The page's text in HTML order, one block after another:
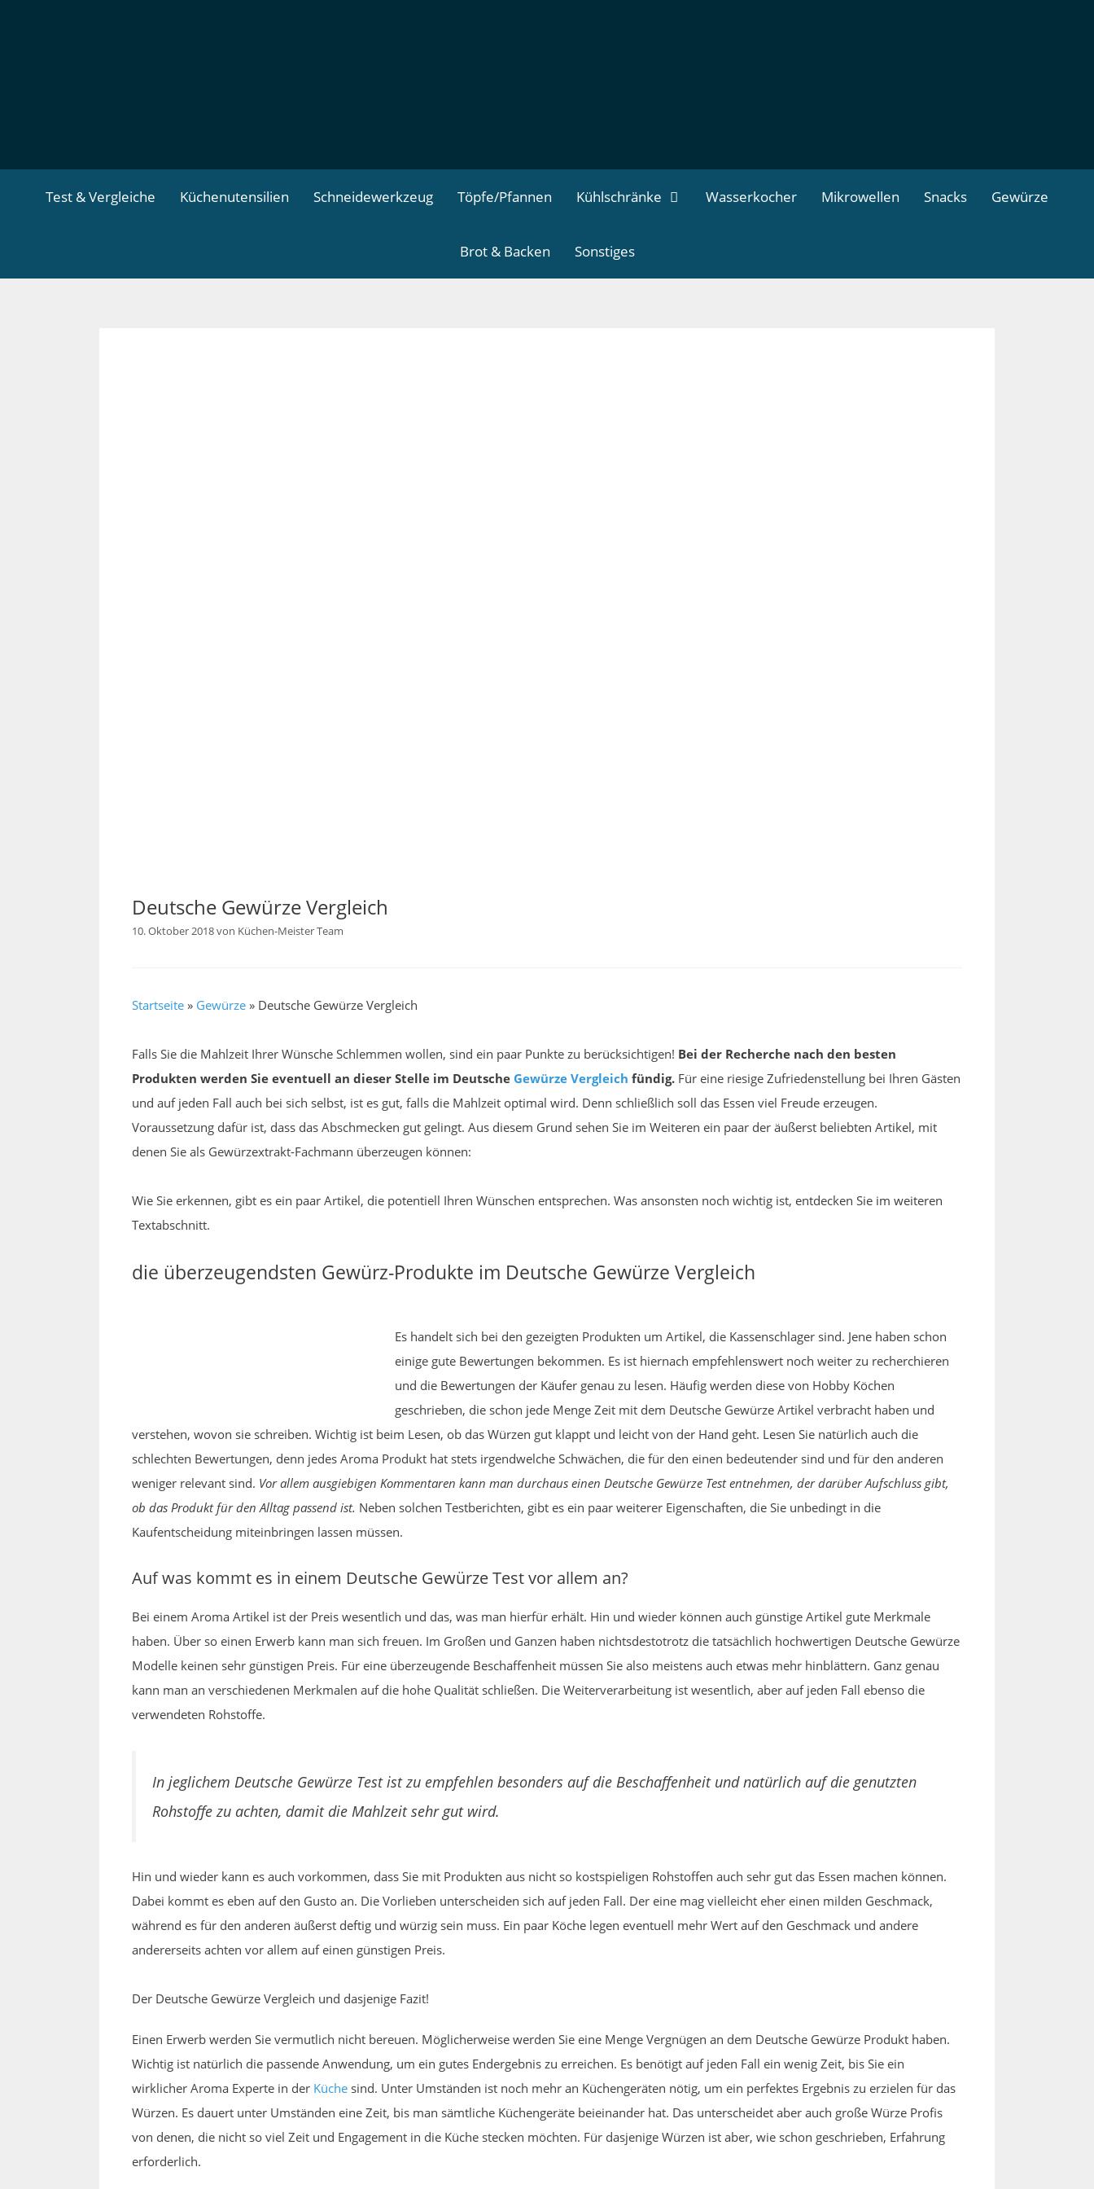
Test & Vergleiche Küchenutensilien Schneidewerkzeug Töpfe/Pfannen Kühlschränke Wasserkocher Mikrowellen Snacks Gewürze
Brot & Backen Sonstiges
Deutsche Gewürze Vergleich
10. Oktober 2018von Küchen-Meister Team
Startseite » Gewürze » Deutsche Gewürze Vergleich
Falls Sie die Mahlzeit Ihrer Wünsche Schlemmen wollen, sind ein paar Punkte zu berücksichtigen! Bei der Recherche nach den besten
Produkten werden Sie eventuell an dieser Stelle im Deutsche Gewürze Vergleich fündig. Für eine riesige Zufriedenstellung bei Ihren Gästen
und auf jeden Fall auch bei sich selbst, ist es gut, falls die Mahlzeit optimal wird. Denn schließlich soll das Essen viel Freude erzeugen.
Voraussetzung dafür ist, dass das Abschmecken gut gelingt. Aus diesem Grund sehen Sie im Weiteren ein paar der äußerst beliebten Artikel, mit
denen Sie als Gewürzextrakt-Fachmann überzeugen können:
Wie Sie erkennen, gibt es ein paar Artikel, die potentiell Ihren Wünschen entsprechen. Was ansonsten noch wichtig ist, entdecken Sie im weiteren
Textabschnitt.
die überzeugendsten Gewürz-Produkte im Deutsche Gewürze Vergleich
Es handelt sich bei den gezeigten Produkten um Artikel, die Kassenschlager sind. Jene haben schon
einige gute Bewertungen bekommen. Es ist hiernach empfehlenswert noch weiter zu recherchieren
und die Bewertungen der Käufer genau zu lesen. Häufig werden diese von Hobby Köchen
geschrieben, die schon jede Menge Zeit mit dem Deutsche Gewürze Artikel verbracht haben und
verstehen, wovon sie schreiben. Wichtig ist beim Lesen, ob das Würzen gut klappt und leicht von der Hand geht. Lesen Sie natürlich auch die
schlechten Bewertungen, denn jedes Aroma Produkt hat stets irgendwelche Schwächen, die für den einen bedeutender sind und für den anderen
weniger relevant sind. Vor allem ausgiebigen Kommentaren kann man durchaus einen Deutsche Gewürze Test entnehmen, der darüber Aufschluss gibt,
ob das Produkt für den Alltag passend ist. Neben solchen Testberichten, gibt es ein paar weiterer Eigenschaften, die Sie unbedingt in die
Kaufentscheidung miteinbringen lassen müssen.
Auf was kommt es in einem Deutsche Gewürze Test vor allem an?
Bei einem Aroma Artikel ist der Preis wesentlich und das, was man hierfür erhält. Hin und wieder können auch günstige Artikel gute Merkmale
haben. Über so einen Erwerb kann man sich freuen. Im Großen und Ganzen haben nichtsdestotrotz die tatsächlich hochwertigen Deutsche Gewürze
Modelle keinen sehr günstigen Preis. Für eine überzeugende Beschaffenheit müssen Sie also meistens auch etwas mehr hinblättern. Ganz genau
kann man an verschiedenen Merkmalen auf die hohe Qualität schließen. Die Weiterverarbeitung ist wesentlich, aber auf jeden Fall ebenso die
verwendeten Rohstoffe.
In jeglichem Deutsche Gewürze Test ist zu empfehlen besonders auf die Beschaffenheit und natürlich auf die genutzten
Rohstoffe zu achten, damit die Mahlzeit sehr gut wird.
Hin und wieder kann es auch vorkommen, dass Sie mit Produkten aus nicht so kostspieligen Rohstoffen auch sehr gut das Essen machen können.
Dabei kommt es eben auf den Gusto an. Die Vorlieben unterscheiden sich auf jeden Fall. Der eine mag vielleicht eher einen milden Geschmack,
während es für den anderen äußerst deftig und würzig sein muss. Ein paar Köche legen eventuell mehr Wert auf den Geschmack und andere
andererseits achten vor allem auf einen günstigen Preis.
Der Deutsche Gewürze Vergleich und dasjenige Fazit!
Einen Erwerb werden Sie vermutlich nicht bereuen. Möglicherweise werden Sie eine Menge Vergnügen an dem Deutsche Gewürze Produkt haben.
Wichtig ist natürlich die passende Anwendung, um ein gutes Endergebnis zu erreichen. Es benötigt auf jeden Fall ein wenig Zeit, bis Sie ein
wirklicher Aroma Experte in der Küche sind. Unter Umständen ist noch mehr an Küchengeräten nötig, um ein perfektes Ergebnis zu erzielen für das
Würzen. Es dauert unter Umständen eine Zeit, bis man sämtliche Küchengeräte beieinander hat. Das unterscheidet aber auch große Würze Profis
von denen, die nicht so viel Zeit und Engagement in die Küche stecken möchten. Für dasjenige Würzen ist aber, wie schon geschrieben, Erfahrung
erforderlich.